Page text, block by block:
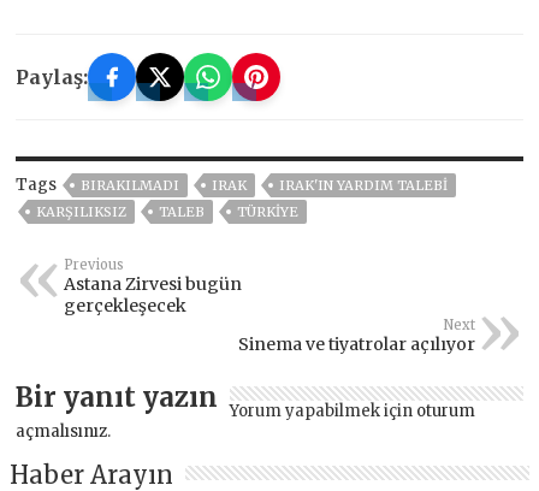
Paylaş:
Tags BIRAKILMADI IRAK
IRAK'IN YARDIM TALEBI
KARŞILIKSIZ
TALEB TÜRKİYE
Previous
Astana Zirvesi bugün
gerçekleşecek
Next
Sinema ve tiyatrolar açılıyor
Bir yanıt yazın Yorum yapabilmek için oturum
açmalısınız.
Haber Arayın